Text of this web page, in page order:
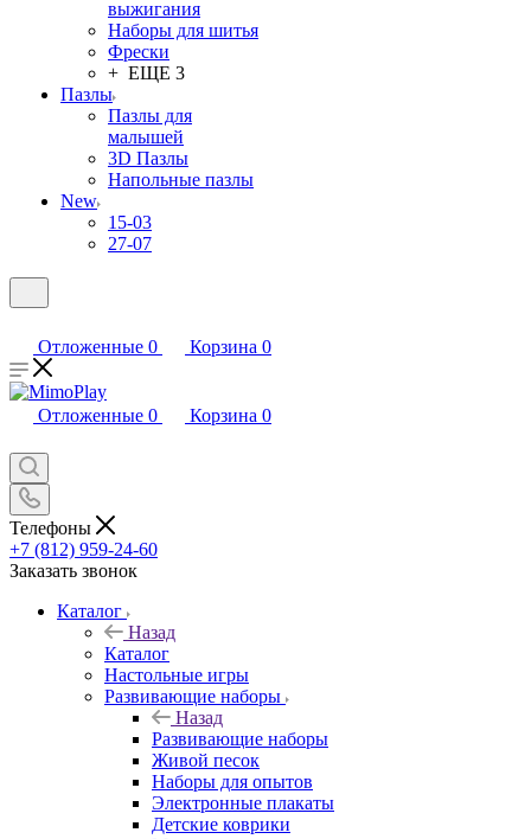
выжигания
Наборы для шитья
Фрески
+ ЕЩЕ 3
Пазлы
Пазлы для
малышей
3D Пазлы
Напольные пазлы
New
15-03
27-07
Отложенные 0 Корзина 0
Отложенные 0 Корзина 0
Телефоны
+7 (812) 959-24-60
Заказать звонок
Каталог
Назад
Каталог
Настольные игры
Развивающие наборы
Назад
Развивающие наборы
Живой песок
Наборы для опытов
Электронные плакаты
Детские коврики